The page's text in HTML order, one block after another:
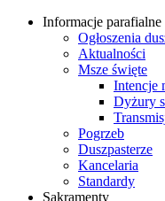
Informacje parafialne
Ogłoszenia
Aktualności
Msze święte
Intencje
Dyżury
Pogrzeb
Duszpasterze
Kancelaria
Standardy
Sakramenty